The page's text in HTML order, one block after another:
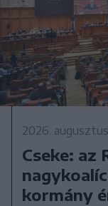
2026.
Cseke: az
kormány